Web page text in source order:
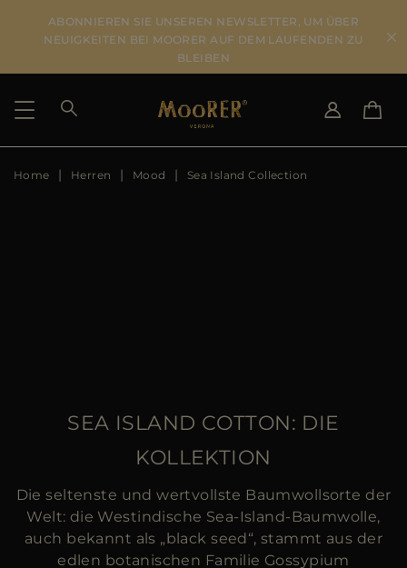
ABONNIEREN SIE UNSEREN NEWSLETTER, UM ÜBER
NEUIGKEITEN BEI MOORER AUF DEM LAUFENDEN ZU
BLEIBEN
LIEFERLAND
WEITERE LÄNDER
SPRACHE WÄHLEN
Home Herren Mood Sea Island Collection
SEA ISLAND COTTON: DIE
KOLLEKTION
Die seltenste und wertvollste Baumwollsorte der
Welt: die Westindische Sea-Island-Baumwolle,
auch bekannt als „black seed“, stammt aus der
edlen botanischen Familie Gossypium